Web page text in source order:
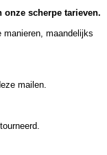
scherpe tarieven.
maandelijks
mailen.